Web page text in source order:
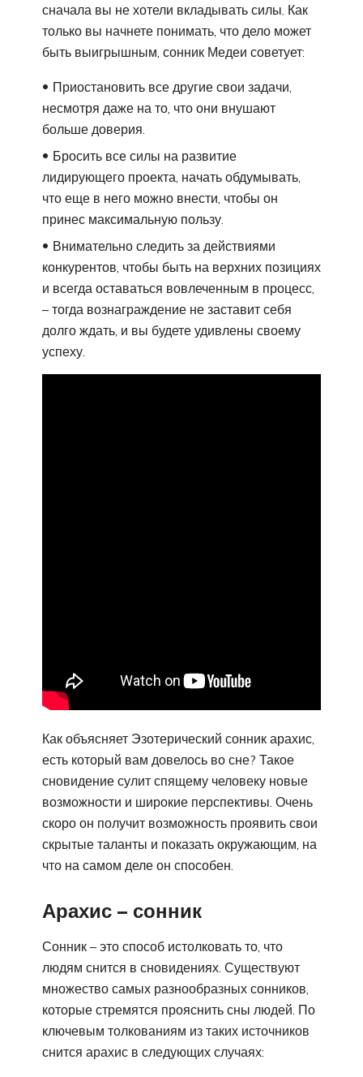
сначала вы не хотели вкладывать силы. Как
только вы начнете понимать, что дело может
быть выигрышным, сонник Медеи советует:
Приостановить все другие свои задачи,
несмотря даже на то, что они внушают
больше доверия.
Бросить все силы на развитие
лидирующего проекта, начать обдумывать,
что еще в него можно внести, чтобы он
принес максимальную пользу.
Внимательно следить за действиями
конкурентов, чтобы быть на верхних позициях
и всегда оставаться вовлеченным в процесс,
– тогда вознаграждение не заставит себя
долго ждать, и вы будете удивлены своему
успеху.
Как объясняет Эзотерический сонник арахис,
есть который вам довелось во сне? Такое
сновидение сулит спящему человеку новые
возможности и широкие перспективы. Очень
скоро он получит возможность проявить свои
скрытые таланты и показать окружающим, на
что на самом деле он способен.
Арахис – сонник
Сонник – это способ истолковать то, что
людям снится в сновидениях. Существуют
множество самых разнообразных сонников,
которые стремятся прояснить сны людей. По
ключевым толкованиям из таких источников
снится арахис в следующих случаях: